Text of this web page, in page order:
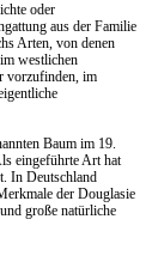
oder
aus der Familie
Arten, von denen
westlichen
vorzufinden, im
Baum im 19.
eingeführte Art hat
In Deutschland
der Douglasie
große natürliche